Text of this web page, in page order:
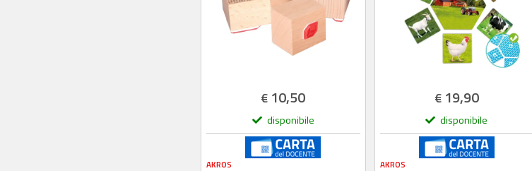
€ 10,50
disponibile
AKROS
€19,90
disponibile
AKROS